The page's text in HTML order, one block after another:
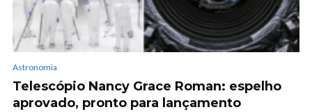
Astronomia
Telescópio Nancy Grace Roman: espelho
aprovado, pronto para lançamento